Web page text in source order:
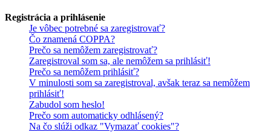
Registrácia a prihlásenie
Je vôbec potrebné sa zaregistrovať?
Čo znamená COPPA?
Prečo sa nemôžem zaregistrovať?
Zaregistroval som sa, ale nemôžem sa prihlásiť!
Prečo sa nemôžem prihlásiť?
V minulosti som sa zaregistroval, avšak teraz sa nemôžem
prihlásiť!
Zabudol som heslo!
Prečo som automaticky odhlásený?
Na čo slúži odkaz "Vymazať cookies"?